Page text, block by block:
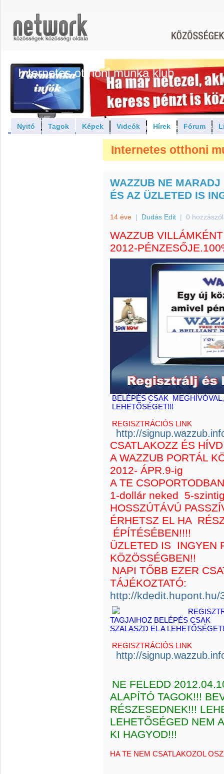
Internetes otthoni munka klub
Nyitó Tagok Képek Videók Hírek Fórum
Internetes otthoni
WAZZUB NE
ÉS AZ ÜZLETED IS
14 éve | Dudás Edit | 0
WAZZUB
2012-PÉNZESŐJE.
BELÉPÉS CSAK
LEHETŐSÉGET!!!
REGISZTRÁCIÓS LINK
http://
CSATLAKOZZ ÉS
A WAZZUB PORTÁL
2012- ÁPR.9-ig
A TE
1-dollár neked 5-
HOSSZÚTÁVÚ
ÉRHETSZ EL HA
ÉPÍTÉSÉBEN!!!!
ÜZLETED IS INGYEN
KÖZÖSSÉGBEN!!
NAPI TŐBB EZER
TÁJÉKOZTATÓ:
http://kdedit.hupont.hu/
REGISZTRÁLJ TE
TAGJAIHOZ BELÉPÉS
SZALASZD EL A
REGISZTRÁCIÓS LINK
http://
NE FELEDD
ALAPÍTÓ TAGOK!!!
RÉSZESEDNEK!!!
LEHETŐSÉGED NEM
KI HAGYOD!!!
HA TE NEM CSATLAKOZOL